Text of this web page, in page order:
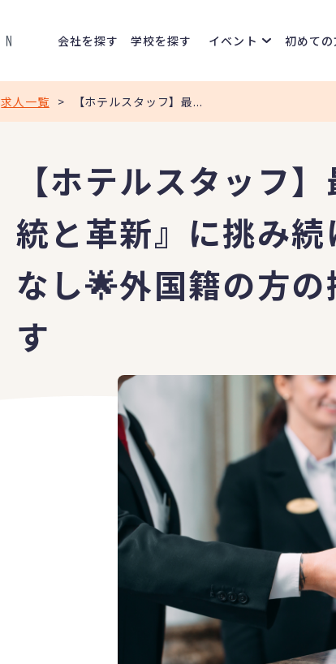
会社を探す 学校を探す イベント 初めて
求人一覧 > 【ホテルスタッフ】最...
【ホテルスタッフ
統と革新』に挑み
なし🌟外国籍の方
す